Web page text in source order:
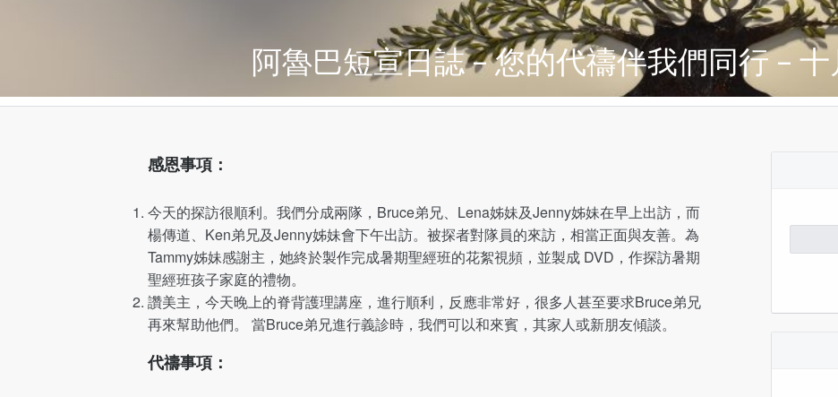
阿魯巴短宣日誌 – 您的代禱伴我們同行 – 十
感恩事項：
今天的探訪很順利。我們分成兩隊，Bruce弟兄、Lena姊妹及Jenny姊妹在早上出訪，而
楊傳道、Ken弟兄及Jenny姊妹會下午出訪。被探者對隊員的來訪，相當正面與友善。為
Tammy姊妹感謝主，她終於製作完成暑期聖經班的花絮視頻，並製成 DVD，作探訪暑期
聖經班孩子家庭的禮物。
讚美主，今天晚上的脊背護理講座，進行順利，反應非常好，很多人甚至要求Bruce弟兄
再來幫助他們。 當Bruce弟兄進行義診時，我們可以和來賓，其家人或新朋友傾談。
代禱事項：
for: